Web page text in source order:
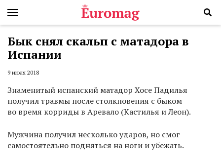
Бык снял скальп с матадора в
Испании
9 июля 2018
Знаменитый испанский матадор Хосе Падилья
получил травмы после столкновения с быком
во время корриды в Аревало (Кастилья и Леон).
Мужчина получил несколько ударов, но смог
самостоятельно подняться на ноги и убежать.